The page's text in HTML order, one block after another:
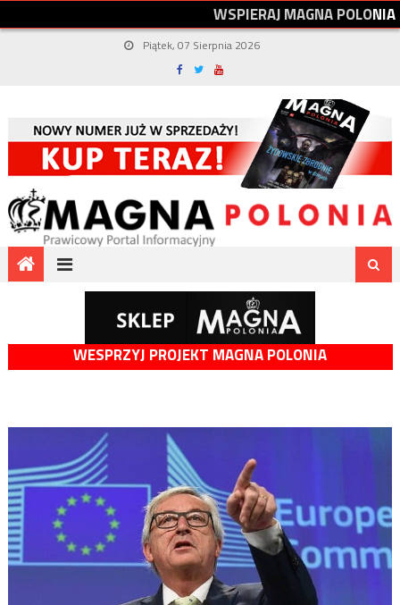
WSPIERAJMAGNAPOLONIA
Piątek, 07 Sierpnia 2026
WESPRZYJ PROJEKT MAGNA POLONIA